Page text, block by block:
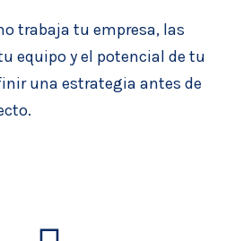
trabaja tu empresa, las
equipo y el potencial de tu
una estrategia antes de